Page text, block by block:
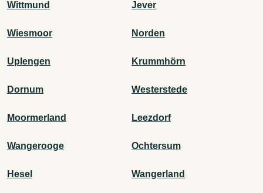
Wittmund Jever
Wiesmoor Norden
Uplengen Krummhörn
Dornum Westerstede
Moormerland Leezdorf
Wangerooge Ochtersum
Hesel Wangerland